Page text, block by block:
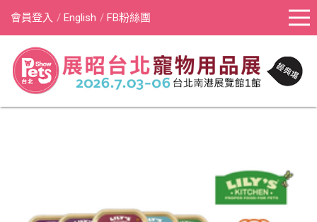
會員登入 English FB粉絲團